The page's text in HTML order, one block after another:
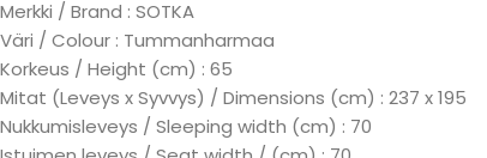
Merkki / Brand : SOTKA
Väri / Colour : Tummanharmaa
Korkeus / Height (cm) : 65
Mitat (Leveys x Syvvys) / Dimensions (cm) : 237 x 195
Nukkumisleveys / Sleeping width (cm) : 70